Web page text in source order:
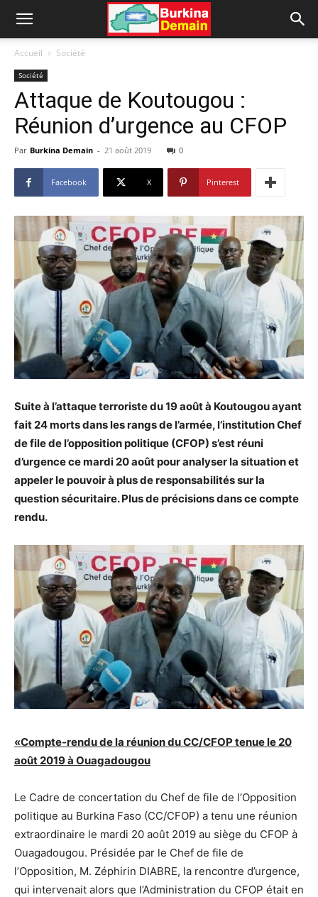
Accueil Société
Société
Attaque de Koutougou :
Réunion d’urgence au CFOP
Par Burkina Demain - 21 août 2019 0
Facebook X Pinterest
Suite à l’attaque terroriste du 19 août à Koutougou ayant
fait 24 morts dans les rangs de l’armée, l’institution Chef
de file de l’opposition politique (CFOP) s’est réuni
d’urgence ce mardi 20 août pour analyser la situation et
appeler le pouvoir à plus de responsabilités sur la
question sécuritaire. Plus de précisions dans ce compte
rendu.
«Compte-rendu de la réunion du CC/CFOP tenue le 20
août 2019 à Ouagadougou
Le Cadre de concertation du Chef de file de l’Opposition
politique au Burkina Faso (CC/CFOP) a tenu une réunion
extraordinaire le mardi 20 août 2019 au siège du CFOP à
Ouagadougou. Présidée par le Chef de file de
l’Opposition, M. Zéphirin DIABRE, la rencontre d’urgence,
qui intervenait alors que l’Administration du CFOP était en